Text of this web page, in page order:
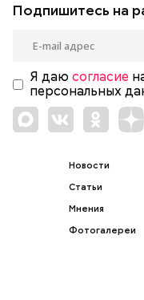
Подпишитесь на
Я даю согласие
персональных
Новости
Статьи
Мнения
Фотогалереи